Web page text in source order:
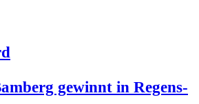
gewinnt in Regens­